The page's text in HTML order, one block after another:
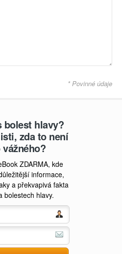
* Povinné údaje
bolest hlavy?
zda to není
vážného?
ZDARMA, kde
informace,
a překvapivá fakta
bolestech hlavy.